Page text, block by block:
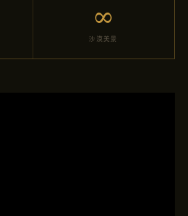
∞
沙漠美景